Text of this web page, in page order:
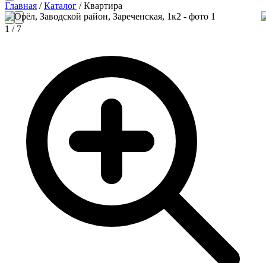
Главная /Каталог /Квартира
1 / 7